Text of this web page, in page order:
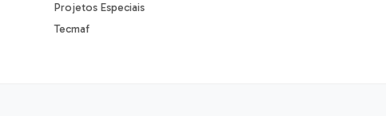
Projetos Especiais
Tecmaf